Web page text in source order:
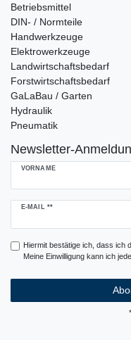
Betriebsmittel
DIN- / Normteile
Handwerkzeuge
Elektrowerkzeuge
Landwirtschaftsbedarf
Forstwirtschaftsbedarf
GaLaBau / Garten
Hydraulik
Pneumatik
Newsletter-
VORNAME
E-MAIL **
Newsletter
Hiermit bestätige ich, dass ich
Meine Einwilligung kann ich